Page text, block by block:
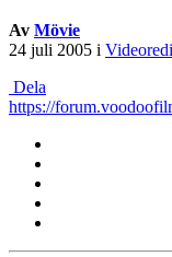
Av Mövie
24 juli 2005 i
Dela
https://